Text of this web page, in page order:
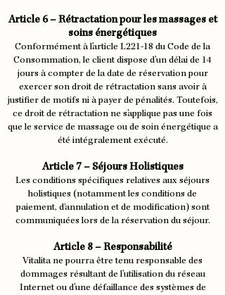
Article 6 – Rétractation pour les massages et
soins énergétiques
Conformément à l'article L221-18 du Code de la
Consommation, le client dispose d'un délai de 14
jours à compter de la date de réservation pour
exercer son droit de rétractation sans avoir à
justifier de motifs ni à payer de pénalités. Toutefois,
ce droit de rétractation ne s'applique pas une fois
que le service de massage ou de soin énergétique a
été intégralement exécuté.
Article 7 – Séjours Holistiques
Les conditions spécifiques relatives aux séjours
holistiques (notamment les conditions de
paiement, d’annulation et de modification) sont
communiquées lors de la réservation du séjour.
Article 8 – Responsabilité
Vitalita ne pourra être tenu responsable des
dommages résultant de l'utilisation du réseau
Internet ou d'une défaillance des systèmes de